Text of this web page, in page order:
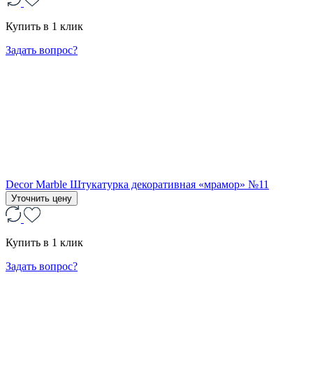
Купить в 1 клик
Задать вопрос?
Decor Marble Штукатурка декоративная «мрамор» №11
Уточнить цену
Купить в 1 клик
Задать вопрос?